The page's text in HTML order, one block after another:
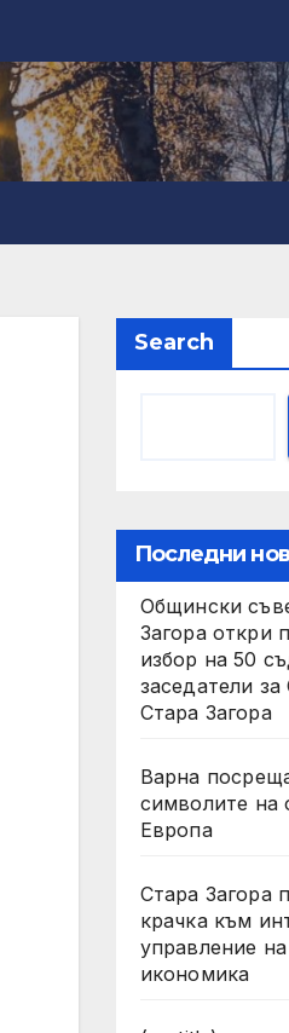
Search
Последни
Общински
Загора откри
избор на 50
заседатели
Стара Загора
Варна
символите на
Европа
Стара Загора
крачка към
управление
икономика